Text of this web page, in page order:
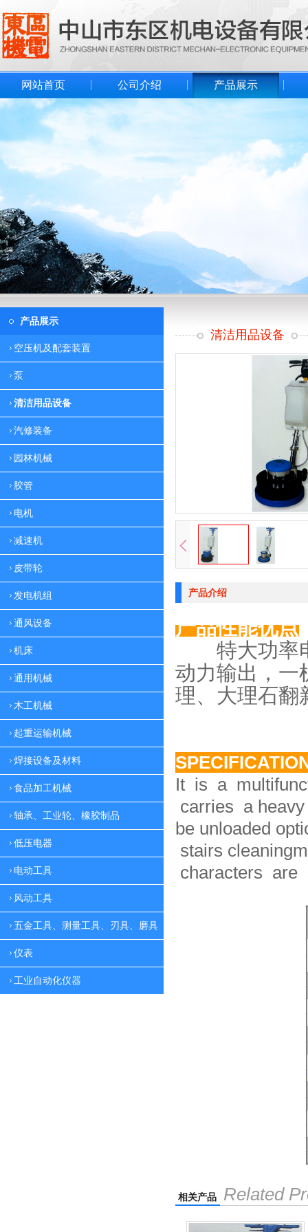
网站首页 公司介绍 产品展示
产品展示
空压机及配套装置
泵
清洁用品设备
汽修装备
园林机械
胶管
电机
减速机
皮带轮
发电机组
通风设备
机床
通用机械
木工机械
起重运输机械
焊接设备及材料
食品加工机械
轴承、工业轮、橡胶制品
低压电器
电动工具
风动工具
五金工具、测量工具、刃具、磨具
仪表
工业自动化仪器
清洁用品设备
产品介绍
产品性能优点
特大功率电
动力输出，一
理、大理石翻
It is a
carries a
be unloaded
stairs
characters
相关产品 Related